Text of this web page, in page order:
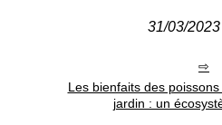
31/03/
Les bienfaits des
jardin : un